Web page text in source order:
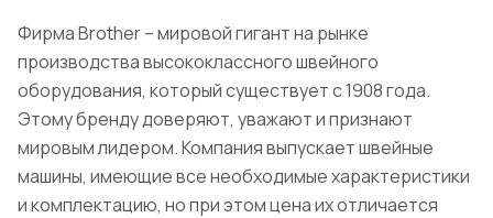
Фирма Brother – мировой гигант на рынке
производства высококлассного швейного
оборудования, который существует с 1908 года.
Этому бренду доверяют, уважают и признают
мировым лидером. Компания выпускает швейные
машины, имеющие все необходимые характеристики
и комплектацию, но при этом цена их отличается